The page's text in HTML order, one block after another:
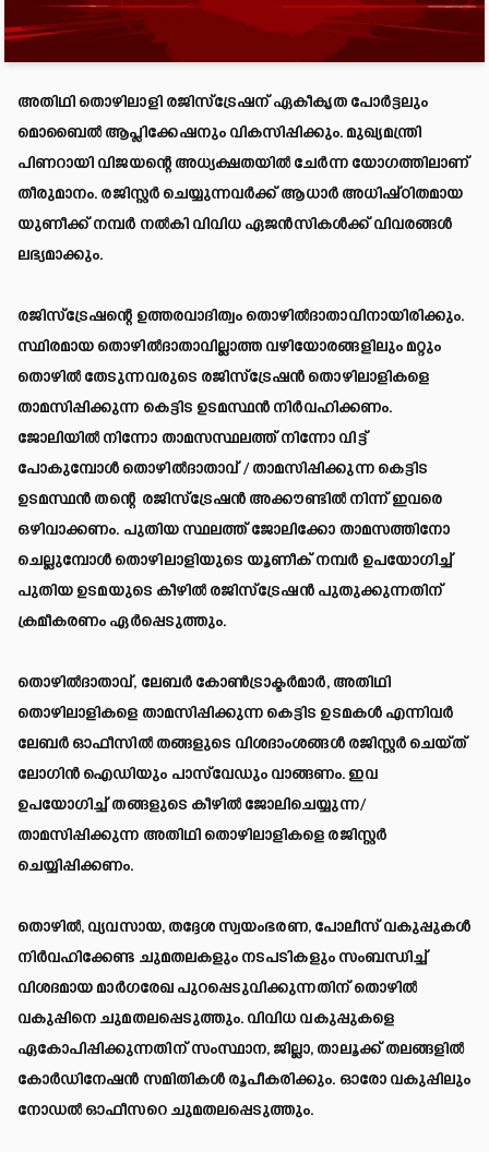
അതിഥി തൊഴിലാളി രജിസ്‌ട്രേഷന് ഏകീകൃത പോർട്ടലും
മൊബൈൽ ആപ്ലിക്കേഷനും വികസിപ്പിക്കും. മുഖ്യമന്ത്രി
പിണറായി വിജയന്റെ അധ്യക്ഷതയിൽ ചേർന്ന യോഗത്തിലാണ്
തീരുമാനം. രജിസ്റ്റർ ചെയ്യുന്നവർക്ക് ആധാർ അധിഷ്ഠിതമായ
യുണീക്ക് നമ്പർ നൽകി വിവിധ ഏജൻസികൾക്ക് വിവരങ്ങൾ
ലഭ്യമാക്കും.
രജിസ്‌ട്രേഷന്റെ ഉത്തരവാദിത്വം തൊഴിൽദാതാവിനായിരിക്കും.
സ്ഥിരമായ തൊഴിൽദാതാവില്ലാത്ത വഴിയോരങ്ങളിലും മറ്റും
തൊഴിൽ തേടുന്നവരുടെ രജിസ്‌ട്രേഷൻ തൊഴിലാളികളെ
താമസിപ്പിക്കുന്ന കെട്ടിട ഉടമസ്ഥൻ നിർവഹിക്കണം.
ജോലിയിൽ നിന്നോ താമസസ്ഥലത്ത് നിന്നോ വിട്ട്
പോകുമ്പോൾ തൊഴിൽദാതാവ് / താമസിപ്പിക്കുന്ന കെട്ടിട
ഉടമസ്ഥൻ തന്റെ രജിസ്‌ട്രേഷൻ അക്കൗണ്ടിൽ നിന്ന് ഇവരെ
ഒഴിവാക്കണം. പുതിയ സ്ഥലത്ത് ജോലിക്കോ താമസത്തിനോ
ചെല്ലുമ്പോൾ തൊഴിലാളിയുടെ യൂണീക് നമ്പർ ഉപയോഗിച്ച്
പുതിയ ഉടമയുടെ കീഴിൽ രജിസ്‌ട്രേഷൻ പുതുക്കുന്നതിന്
ക്രമീകരണം ഏർപ്പെടുത്തും.
തൊഴിൽദാതാവ്, ലേബർ കോൺട്രാക്ടർമാർ, അതിഥി
തൊഴിലാളികളെ താമസിപ്പിക്കുന്ന കെട്ടിട ഉടമകൾ എന്നിവർ
ലേബർ ഓഫീസിൽ തങ്ങളുടെ വിശദാംശങ്ങൾ രജിസ്റ്റർ ചെയ്ത്
ലോഗിൻ ഐഡിയും പാസ്‌വേഡും വാങ്ങണം. ഇവ
ഉപയോഗിച്ച് തങ്ങളുടെ കീഴിൽ ജോലിചെയ്യുന്ന/
താമസിപ്പിക്കുന്ന അതിഥി തൊഴിലാളികളെ രജിസ്റ്റർ
ചെയ്യിപ്പിക്കണം.
തൊഴിൽ, വ്യവസായ, തദ്ദേശ സ്വയംഭരണ, പോലീസ് വകുപ്പുകൾ
നിർവഹിക്കേണ്ട ചുമതലകളും നടപടികളും സംബന്ധിച്ച്
വിശദമായ മാർഗരേഖ പുറപ്പെടുവിക്കുന്നതിന് തൊഴിൽ
വകുപ്പിനെ ചുമതലപ്പെടുത്തും. വിവിധ വകുപ്പുകളെ
ഏകോപിപ്പിക്കുന്നതിന് സംസ്ഥാന, ജില്ലാ, താലൂക്ക് തലങ്ങളിൽ
കോർഡിനേഷൻ സമിതികൾ രൂപീകരിക്കും. ഓരോ വകുപ്പിലും
നോഡൽ ഓഫീസറെ ചുമതലപ്പെടുത്തും.